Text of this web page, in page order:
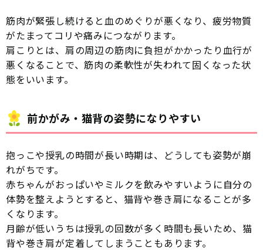
筋肉が緊張し続けると血のめぐりが悪くなり、疲労物質
がたまってコリや痛みにつながります。
肩こりとは、肩の周辺の筋肉に負担がかかったり血行が
悪くなることで、筋肉の柔軟性が失われて固くなった状
態をいいます。
前かがみ・猫背の姿勢になりやすい
抱っこや授乳の時間が長い時期は、どうしても姿勢が崩
れがちです。
赤ちゃんがおっぱいやミルクを飲みやすいように自分の
体勢を整えようとすると、猫背や巻き肩になることが多
くなります。
月齢が低いうちは授乳の回数が多く時間も長いため、猫
背や巻き肩が定着してしまうこともあります。